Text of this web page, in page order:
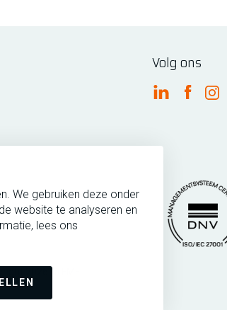
We gebruiken deze onder
website te analyseren en
lees ons
Volg ons
FMEFME
2026 @ FME